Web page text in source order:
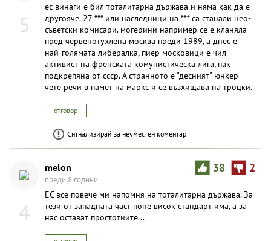
5
ес винаги е бил тоталитарна държава и няма как да е
другояче. 27 *** или наследници на *** са станали нео-
съветски комисари. могерини например се е кланяла
пред червенотухлена москва преди 1989, а днес е
най-голямата либералка, пиер московици е чил
активист на френската комунистическа лига, пак
подкрепяна от ссср. А странното е "десният" юнкер
чете речи в памет на маркс и се възхищава на троцки.
отговор
Сигнализирай за неуместен коментар
4
38 2
melon
преди 8 години
ЕС все повече ми напомня на тоталитарна държава. За
тези от западната част поне висок стандарт има, а за
нас остават простотиите...